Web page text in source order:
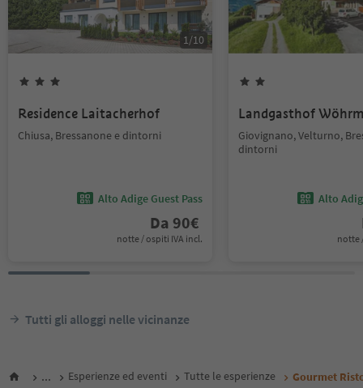
1/10
Residence Laitacherhof
Chiusa, Bressanone e dintorni
Alto Adige Guest Pass
Da 90€
notte / ospiti IVA incl.
Landgasthof
Giovignano, Velturno,
dintorni
Alto
notte
Tutti gli alloggi nelle vicinanze
... Esperienze ed eventi Tutte le esperienze Gourmet